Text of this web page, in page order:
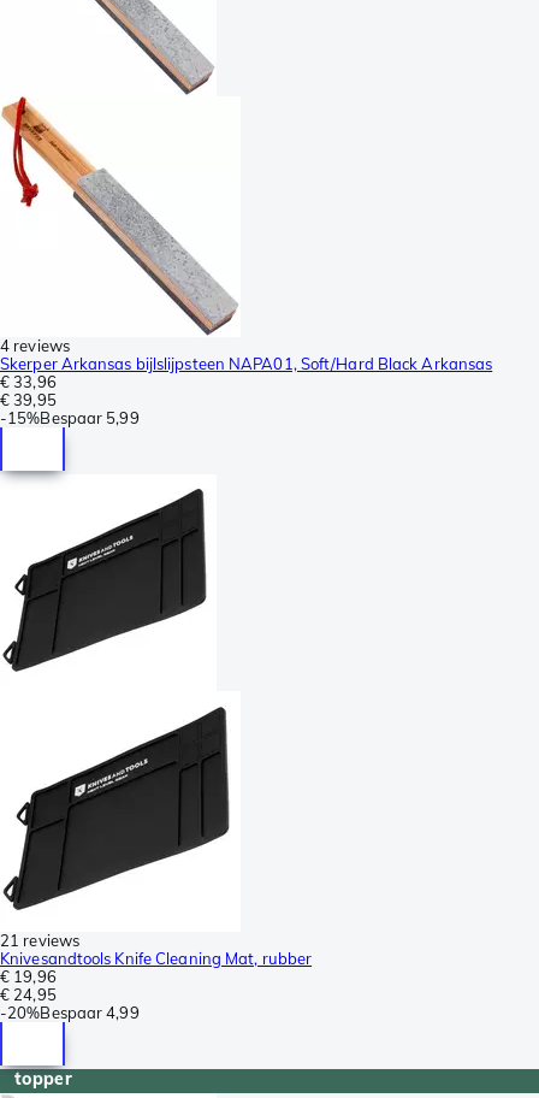
4 reviews
Skerper Arkansas bijlslijpsteen NAPA01, Soft/Hard Black Arkansas
€ 33,96
€ 39,95
-15%Bespaar 5,99
21 reviews
Knivesandtools Knife Cleaning Mat, rubber
€ 19,96
€ 24,95
-20%Bespaar 4,99
topper